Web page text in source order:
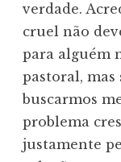
verdade.
cruel não
para alguém
pastoral, mas
buscarmos
problema
justamente